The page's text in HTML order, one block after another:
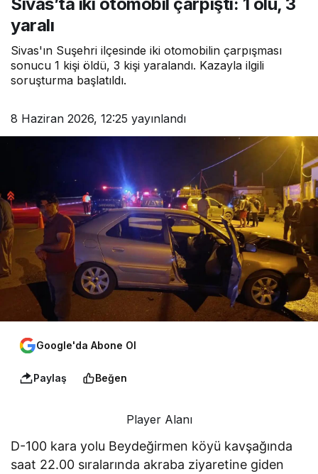
yaralı
Sivas'ın Suşehri ilçesinde iki otomobilin çarpışması
sonucu 1 kişi öldü, 3 kişi yaralandı. Kazayla ilgili
soruşturma başlatıldı.
8 Haziran 2026, 12:25 yayınlandı
Google'da Abone Ol
Paylaş Beğen
Player Alanı
D-100 kara yolu Beydeğirmen köyü kavşağında
saat 22.00 sıralarında akraba ziyaretine giden